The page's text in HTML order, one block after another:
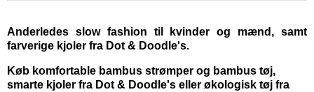
Anderledes slow fashion til kvinder og mænd, samt
farverige kjoler fra Dot & Doodle's.
Køb komfortable bambus strømper og bambus tøj,
smarte kjoler fra Dot & Doodle's eller økologisk tøj fra